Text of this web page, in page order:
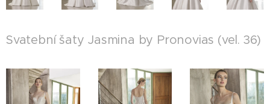
Svatební šaty Jasmina by Pronovias (vel. 36)